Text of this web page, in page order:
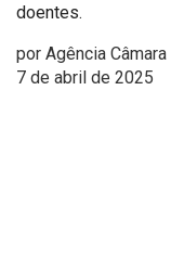
doentes.
por Agência Câmara
7 de abril de 2025